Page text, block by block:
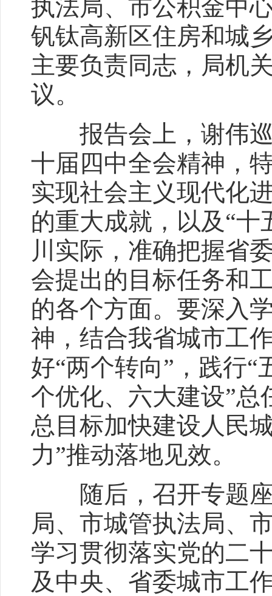
执法局、市公积金中
钒钛高新区住房和城
主要负责同志，局机
议。
报告会上，谢伟巡
十届四中全会精神，
实现社会主义现代化
的重大成就，以及“
川实际，准确把握省
会提出的目标任务和
的各个方面。要深入
神，结合我省城市工
好“两个转向”，践行“
个优化、六大建设”总
总目标加快建设人民
力”推动落地见效。
随后，召开专题座
局、市城管执法局、
学习贯彻落实党的二
及中央、省委城市工